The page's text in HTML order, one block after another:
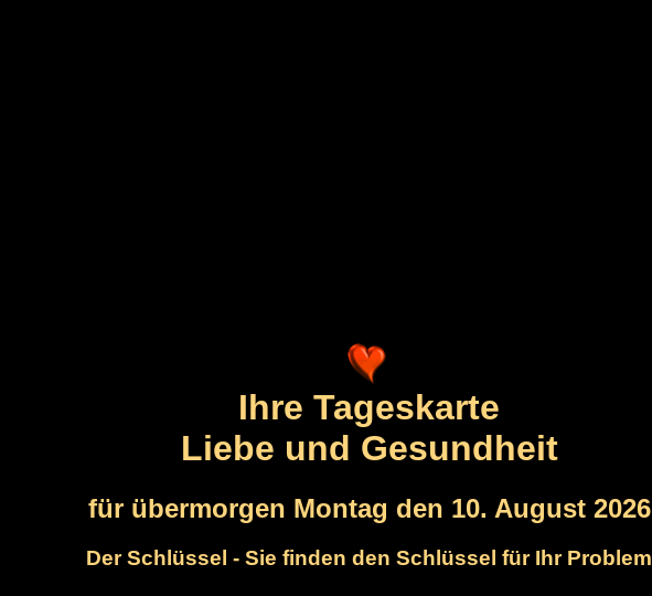
Ihre Tageskarte
Liebe und Gesundheit
für übermorgen Montag den 10. August 2026
Der Schlüssel - Sie finden den Schlüssel für Ihr Problem